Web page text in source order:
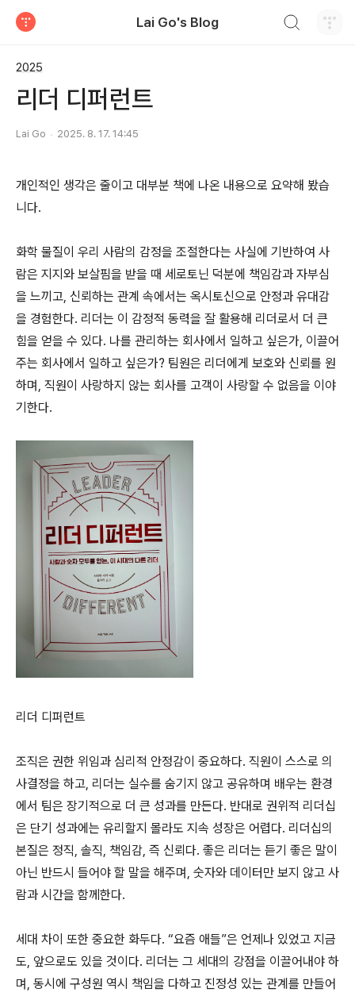
Lai Go's Blog
2025
리더 디퍼런트
Lai Go 2025. 8. 17. 14:45
개인적인 생각은 줄이고 대부분 책에 나온 내용으로 요약해 봤습
니다.
화학 물질이 우리 사람의 감정을 조절한다는 사실에 기반하여 사
람은 지지와 보살핌을 받을 때 세로토닌 덕분에 책임감과 자부심
을 느끼고, 신뢰하는 관계 속에서는 옥시토신으로 안정과 유대감
을 경험한다. 리더는 이 감정적 동력을 잘 활용해 리더로서 더 큰
힘을 얻을 수 있다. 나를 관리하는 회사에서 일하고 싶은가, 이끌어
주는 회사에서 일하고 싶은가? 팀원은 리더에게 보호와 신뢰를 원
하며, 직원이 사랑하지 않는 회사를 고객이 사랑할 수 없음을 이야
기한다.
리더 디퍼런트
조직은 권한 위임과 심리적 안정감이 중요하다. 직원이 스스로 의
사결정을 하고, 리더는 실수를 숨기지 않고 공유하며 배우는 환경
에서 팀은 장기적으로 더 큰 성과를 만든다. 반대로 권위적 리더십
은 단기 성과에는 유리할지 몰라도 지속 성장은 어렵다. 리더십의
본질은 정직, 솔직, 책임감, 즉 신뢰다. 좋은 리더는 듣기 좋은 말이
아닌 반드시 들어야 할 말을 해주며, 숫자와 데이터만 보지 않고 사
람과 시간을 함께한다.
세대 차이 또한 중요한 화두다. “요즘 애들”은 언제나 있었고 지금
도, 앞으로도 있을 것이다. 리더는 그 세대의 강점을 이끌어내야 하
며, 동시에 구성원 역시 책임을 다하고 진정성 있는 관계를 만들어